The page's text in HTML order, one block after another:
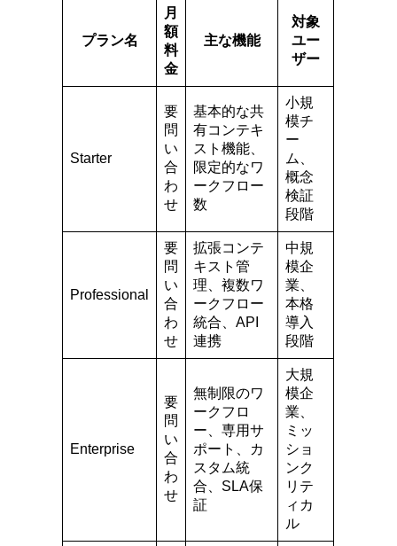
プラン名
月
額
料
金
主な機能
対象
ユー
ザー
Starter
要
問
い
合
わ
せ
基本的な共
有コンテキ
スト機能、
限定的なワ
ークフロー
数
小規
模チ
ー
ム、
概念
検証
段階
Professional
要
問
い
合
わ
せ
拡張コンテ
キスト管
理、複数ワ
ークフロー
統合、API
連携
中規
模企
業、
本格
導入
段階
Enterprise
要
問
い
合
わ
せ
無制限のワ
ークフロ
ー、専用サ
ポート、カ
スタム統
合、SLA保
証
大規
模企
業、
ミッ
ショ
ンク
リテ
ィカ
ル